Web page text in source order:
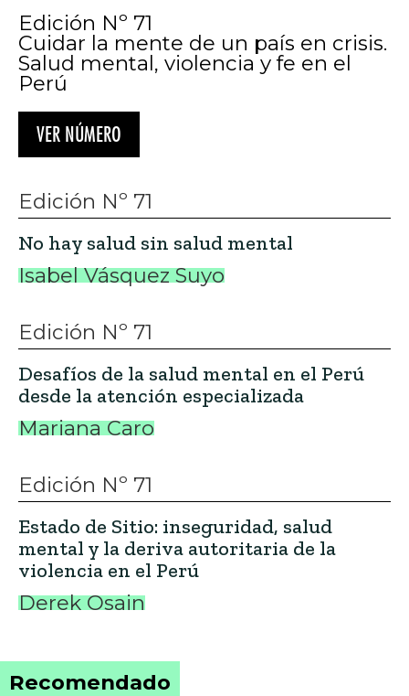
Edición Nº 71
Cuidar la mente de un país en crisis.
Salud mental, violencia y fe en el
Perú
VER NÚMERO
Edición Nº 71
No hay salud sin salud mental
Isabel Vásquez Suyo
Edición Nº 71
Desafíos de la salud mental en el Perú
desde la atención especializada
Mariana Caro
Edición Nº 71
Estado de Sitio: inseguridad, salud
mental y la deriva autoritaria de la
violencia en el Perú
Derek Osain
Recomendado